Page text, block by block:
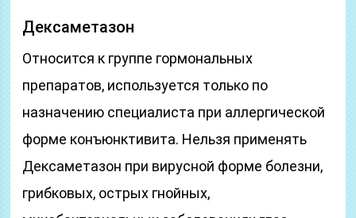
Дексаметазон
Относится к группе гормональных
препаратов, используется только по
назначению специалиста при аллергической
форме конъюнктивита. Нельзя применять
Дексаметазон при вирусной форме болезни,
грибковых, острых гнойных,